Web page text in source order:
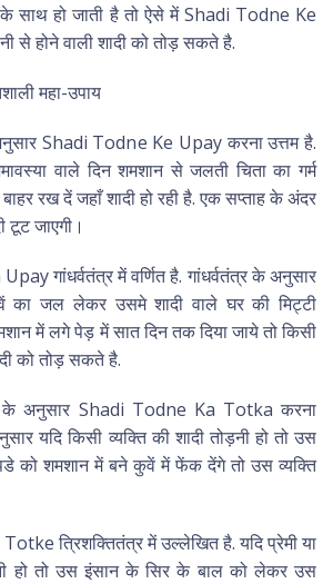
साथ हो जाती है तो ऐसे में Shadi Todne Ke
होने वाली शादी को तोड़ सकते है.
महा-उपाय
Shadi Todne Ke Upay करना उत्तम है.
वाले दिन शमशान से जलती चिता का गर्म
रख दें जहाँ शादी हो रही है. एक सप्ताह के अंदर
टूट जाएगी।
गांधर्वतंत्र में वर्णित है. गांधर्वतंत्र के अनुसार
का जल लेकर उसमे शादी वाले घर की मिट्टी
में लगे पेड़ में सात दिन तक दिया जाये तो किसी
को तोड़ सकते है.
के अनुसार Shadi Todne Ka Totka करना
यदि किसी व्यक्ति की शादी तोड़नी हो तो उस
को शमशान में बने कुवें में फेंक देंगे तो उस व्यक्ति
त्रिशक्तितंत्र में उल्लेखित है. यदि प्रेमी या
हो तो उस इंसान के सिर के बाल को लेकर उस